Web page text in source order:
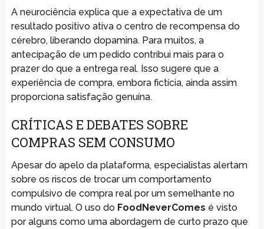
A neurociência explica que a expectativa de um
resultado positivo ativa o centro de recompensa do
cérebro, liberando dopamina. Para muitos, a
antecipação de um pedido contribui mais para o
prazer do que a entrega real. Isso sugere que a
experiência de compra, embora fictícia, ainda assim
proporciona satisfação genuína.
CRÍTICAS E DEBATES SOBRE
COMPRAS SEM CONSUMO
Apesar do apelo da plataforma, especialistas alertam
sobre os riscos de trocar um comportamento
compulsivo de compra real por um semelhante no
mundo virtual. O uso do FoodNeverComes é visto
por alguns como uma abordagem de curto prazo que